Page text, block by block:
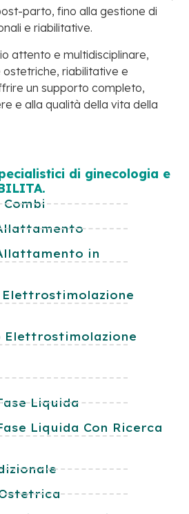
parto, fino alla gestione di
e riabilitative.
attento e multidisciplinare,
riabilitative e
un supporto completo,
e alla qualità della vita della
di ginecologia e
in
Elettrostimolazione
Liquida
Liquida Con Ricerca